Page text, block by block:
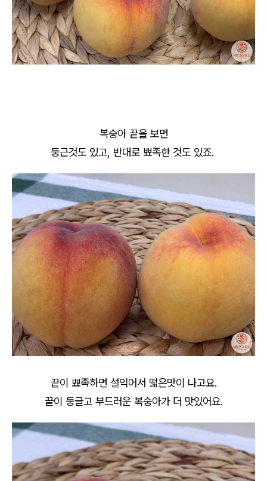
복숭아 끝을 보면
둥근것도 있고, 반대로 뾰족한 것도 있죠.
끝이 뾰족하면 설익어서 떫은맛이 나고요.
끝이 둥글고 부드러운 복숭아가 더 맛있어요.